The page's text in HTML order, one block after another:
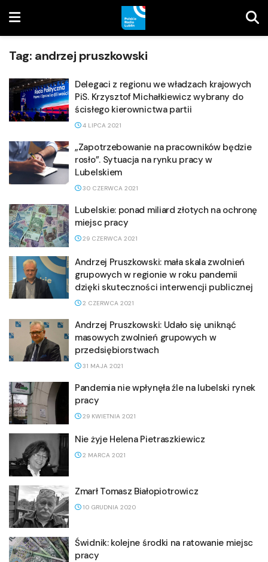
Tag: andrzej pruszkowski
Delegaci z regionu we władzach krajowych
PiS. Krzysztof Michałkiewicz wybrany do
ścisłego kierownictwa partii
4 LIPCA 2021
„Zapotrzebowanie na pracowników będzie
rosło”. Sytuacja na rynku pracy w
Lubelskiem
30 CZERWCA 2021
Lubelskie: ponad miliard złotych na ochronę
miejsc pracy
29 CZERWCA 2021
Andrzej Pruszkowski: mała skala zwolnień
grupowych w regionie w roku pandemii
dzięki skuteczności interwencji publicznej
2 CZERWCA 2021
Andrzej Pruszkowski: Udało się uniknąć
masowych zwolnień grupowych w
przedsiębiorstwach
31 MAJA 2021
Pandemia nie wpłynęła źle na lubelski rynek
pracy
29 KWIETNIA 2021
Nie żyje Helena Pietraszkiewicz
2 MARCA 2021
Zmarł Tomasz Białopiotrowicz
10 GRUDNIA 2020
Świdnik: kolejne środki na ratowanie miejsc
pracy